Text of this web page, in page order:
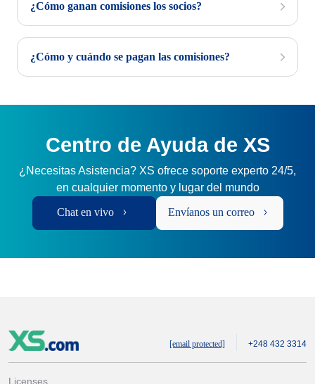
¿Cómo ganan comisiones los socios?
¿Cómo y cuándo se pagan las comisiones?
Centro de Ayuda de XS
¿Necesitas Asistencia? XS ofrece soporte experto 24/5,
en cualquier momento y lugar del mundo
Chat en vivo Envíanos un correo
[email protected] +248 432 3314
Licenses